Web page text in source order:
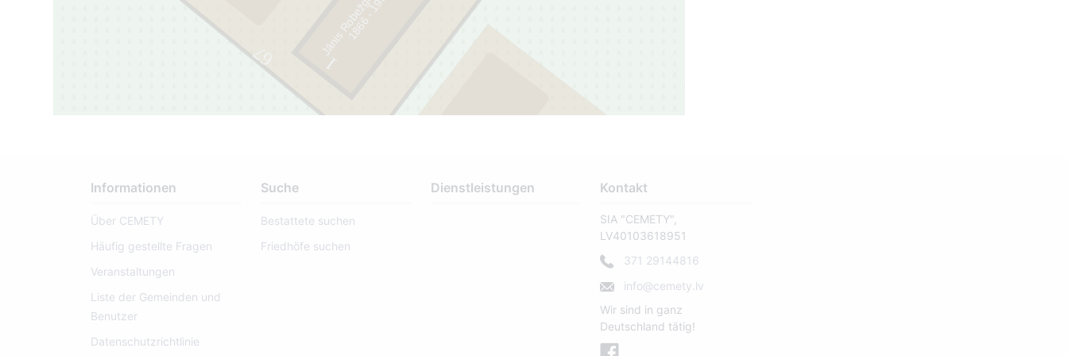
67
2
1
1
8
6
6
-
1
9
5
9
Informationen
Über CEMETY
Häufig gestellte Fragen
Veranstaltungen
Liste der Gemeinden und
Benutzer
Datenschutzrichtlinie
Suche
Bestattete suchen
Friedhöfe suchen
Dienstleistungen Kontakt
SIA "CEMETY",
LV40103618951
371 29144816
info@cemety.lv
Wir sind in ganz
Deutschland tätig!